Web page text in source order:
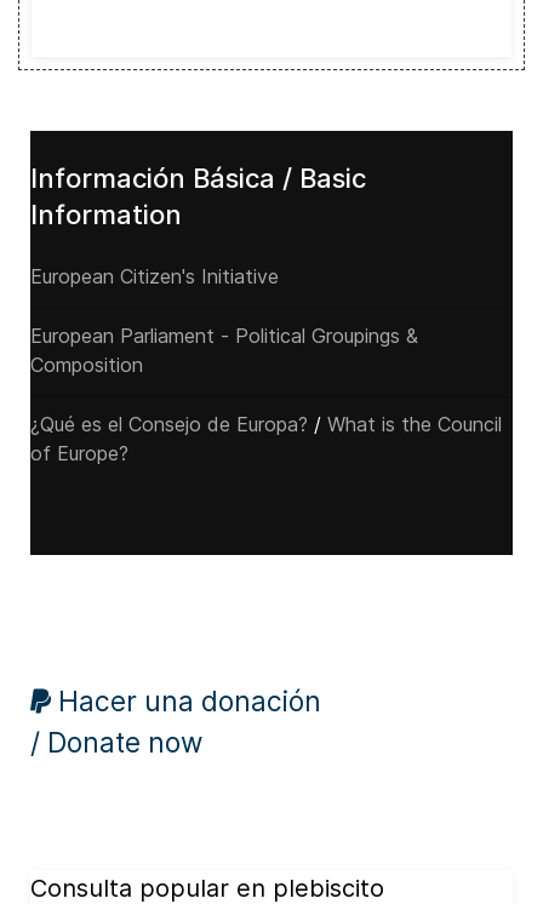
Información Básica / Basic
Information
European Citizen's Initiative
European Parliament - Political Groupings &
Composition
¿Qué es el Consejo de Europa? / What is the Council
of Europe?
Hacer una donación
/ Donate now
Consulta popular en plebiscito